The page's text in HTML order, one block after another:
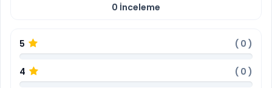
0 İnceleme
5 ( 0 )
4 ( 0 )